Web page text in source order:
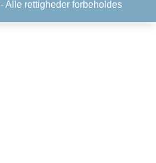
- Alle rettigheder forbeholdes